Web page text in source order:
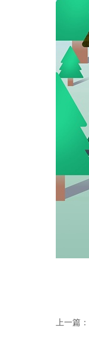
上一篇：